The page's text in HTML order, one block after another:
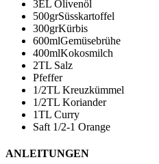
3EL Olivenöl
500grSüsskartoffel
300grKürbis
600mlGemüsebrühe
400mlKokosmilch
2TL Salz
Pfeffer
1/2TL Kreuzkümmel
1/2TL Koriander
1TL Curry
Saft 1/2-1 Orange
ANLEITUNGEN